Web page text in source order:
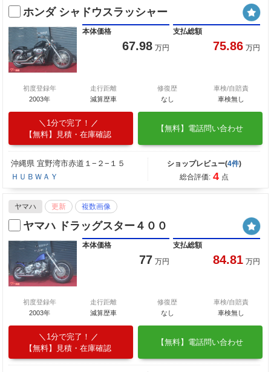
ホンダ シャドウスラッシャー
本体価格
67.98 万円
支払総額
75.86 万円
初度登録年
2003年
走行距離
減算歴車
修復歴
なし
車検/自賠責
車検無し
1分で完了！
【無料】見積・在庫確認
【無料】電話問い合わせ
沖縄県 宜野湾市赤道１−２−１５
ＨＵＢＷＡＹ
ショップレビュー(4件)
総合評価: 4 点
ヤマハ 更新 複数画像
ヤマハ ドラッグスター４００
本体価格
77 万円
支払総額
84.81 万円
初度登録年
2003年
走行距離
減算歴車
修復歴
なし
車検/自賠責
車検無し
1分で完了！
【無料】見積・在庫確認
【無料】電話問い合わせ